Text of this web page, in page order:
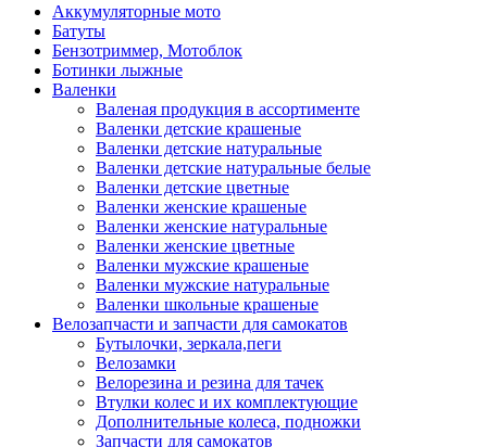
Аккумуляторные мото
Батуты
Бензотриммер, Мотоблок
Ботинки лыжные
Валенки
Валеная продукция в ассортименте
Валенки детские крашеные
Валенки детские натуральные
Валенки детские натуральные белые
Валенки детские цветные
Валенки женские крашеные
Валенки женские натуральные
Валенки женские цветные
Валенки мужские крашеные
Валенки мужские натуральные
Валенки школьные крашеные
Велозапчасти и запчасти для самокатов
Бутылочки, зеркала,пеги
Велозамки
Велорезина и резина для тачек
Втулки колес и их комплектующие
Дополнительные колеса, подножки
Запчасти для самокатов